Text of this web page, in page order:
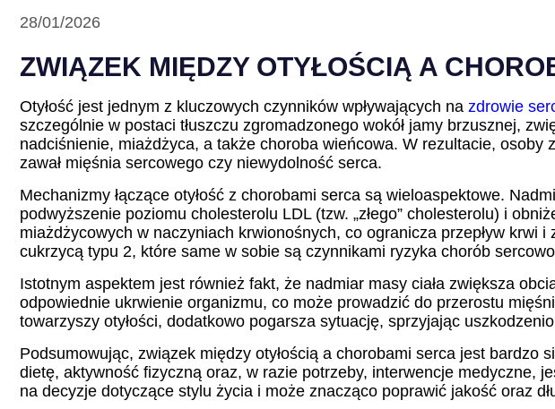
28/01/2026
ZWIĄZEK MIĘDZY OTYŁOŚCIĄ A
Otyłość jest jednym z kluczowych czynników wpływających na zdrowie
szczególnie w postaci tłuszczu zgromadzonego wokół jamy brzusznej,
nadciśnienie, miażdżyca, a także choroba wieńcowa. W rezultacie,
zawał mięśnia sercowego czy niewydolność serca.
Mechanizmy łączące otyłość z chorobami serca są wieloaspektowe.
podwyższenie poziomu cholesterolu LDL (tzw. „złego” cholesterolu) i
miażdżycowych w naczyniach krwionośnych, co ogranicza przepływ krwi
cukrzycą typu 2, które same w sobie są czynnikami ryzyka chorób
Istotnym aspektem jest również fakt, że nadmiar masy ciała zwiększa
odpowiednie ukrwienie organizmu, co może prowadzić do przerostu
towarzyszy otyłości, dodatkowo pogarsza sytuację, sprzyjając
Podsumowując, związek między otyłością a chorobami serca jest
dietę, aktywność fizyczną oraz, w razie potrzeby, interwencje medyczne,
na decyzje dotyczące stylu życia i może znacząco poprawić jakość oraz